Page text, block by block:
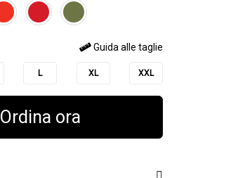
Guida alle taglie
L XL XXL
Ordina ora